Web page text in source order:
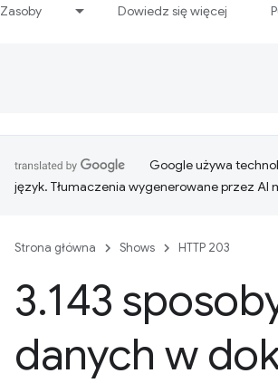
Zasoby Dowiedz się więcej
Google używa
język. Tłumaczenia wygenerowane przez AI
Strona główna Shows HTTP 203
3.143
danych w